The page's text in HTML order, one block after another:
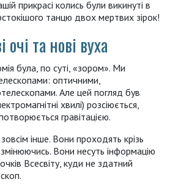
прикрасі колись були викинуті в
танцю двох мертвих зірок!
та нові вуха
була, по суті, «зором». Ми
оптичними,
Але цей погляд був
хвилі) розсіюється,
гравітацією.
зовсім інше. Вони проходять крізь
Вони несуть інформацію
Всесвіту, куди не здатний